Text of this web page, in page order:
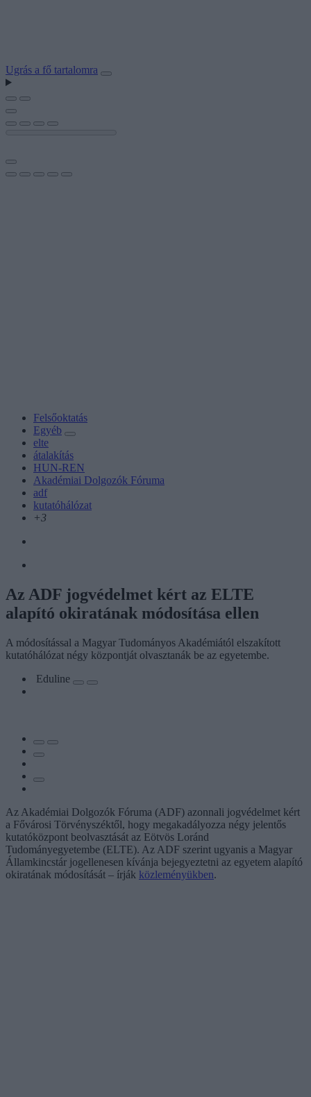
Ugrás a fő tartalomra
Felsőoktatás
Egyéb
elte
átalakítás
HUN-REN
Akadémiai Dolgozók Fóruma
adf
kutatóhálózat
+3
Az ADF jogvédelmet kért az ELTE
alapító okiratának módosítása ellen
A módosítással a Magyar Tudományos Akadémiától elszakított
kutatóhálózat négy központját olvasztanák be az egyetembe.
Eduline
Az Akadémiai Dolgozók Fóruma (ADF) azonnali jogvédelmet kért
a Fővárosi Törvényszéktől, hogy megakadályozza négy jelentős
kutatóközpont beolvasztását az Eötvös Loránd
Tudományegyetembe (ELTE). Az ADF szerint ugyanis a Magyar
Államkincstár jogellenesen kívánja bejegyeztetni az egyetem alapító
okiratának módosítását – írják közleményükben.